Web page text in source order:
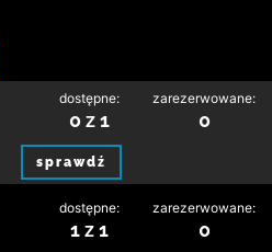
dostępne:
0 z 1
zarezerwowane:
0
sprawdź
dostępne:
1 z 1
zarezerwowane:
0